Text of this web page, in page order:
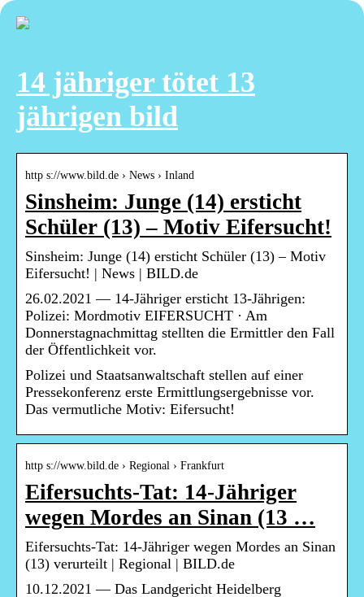
14 jähriger tötet 13
jährigen bild
http s://www.bild.de › News › Inland
Sinsheim: Junge (14) ersticht
Schüler (13) – Motiv Eifersucht!
Sinsheim: Junge (14) ersticht Schüler (13) – Motiv
Eifersucht! | News | BILD.de
26.02.2021 — 14-Jähriger ersticht 13-Jährigen:
Polizei: Mordmotiv EIFERSUCHT · Am
Donnerstagnachmittag stellten die Ermittler den Fall
der Öffentlichkeit vor.
Polizei und Staatsanwaltschaft stellen auf einer
Pressekonferenz erste Ermittlungsergebnisse vor.
Das vermutliche Motiv: Eifersucht!
http s://www.bild.de › Regional › Frankfurt
Eifersuchts-Tat: 14-Jähriger
wegen Mordes an Sinan (13 …
Eifersuchts-Tat: 14-Jähriger wegen Mordes an Sinan
(13) verurteilt | Regional | BILD.de
10.12.2021 — Das Landgericht Heidelberg